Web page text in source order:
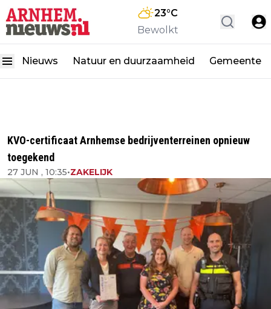
23°C
Bewolkt
Nieuws Natuur en duurzaamheid Gemeente
KVO-certificaat Arnhemse bedrijventerreinen opnieuw
toegekend
27 JUN , 10:35•ZAKELIJK